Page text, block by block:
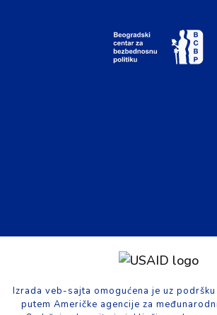
Izrada veb-sajta omogućena je uz
putem Američke agencije za